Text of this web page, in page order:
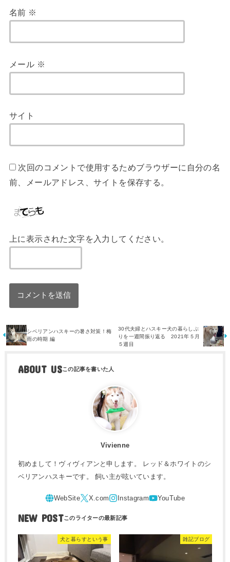
名前 ※
メール ※
サイト
次回のコメントで使用するためブラウザーに自分の名
前、メールアドレス、サイトを保存する。
上に表示された文字を入力してください。
シベリアンハスキーの暑さ対策！梅
雨の時期 編
30代夫婦とハスキー犬の暮らしぶ
りを一週間振り返る 2021年５月
５週目
ABOUT US
Vivienne
初めまして！ヴィヴィアンと申します。 レッド＆ホワイトのシ
ベリアンハスキーです。 飼い主が呟いています。
NEW POST
犬と暮らすという事 雑記ブログ